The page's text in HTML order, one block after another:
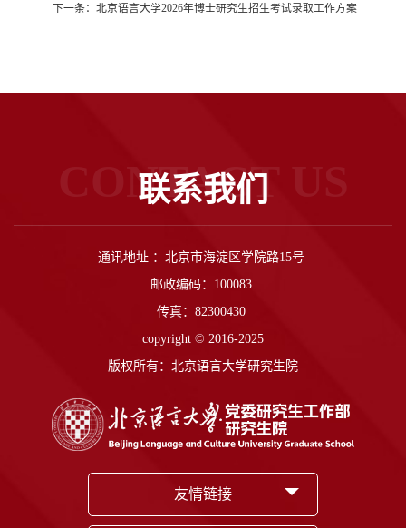
下一条： 北京语言大学2026年博士研究生招生考试录取工作方案
联系我们
CONTACT US
通讯地址 ：北京市海淀区学院路15号
邮政编码：100083
传真：82300430
copyright © 2016-2025
版权所有：北京语言大学研究生院
友情链接